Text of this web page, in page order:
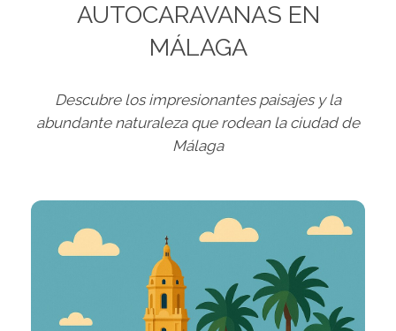
AUTOCARAVANAS EN
MÁLAGA
Descubre los impresionantes paisajes y la
abundante naturaleza que rodean la ciudad de
Málaga